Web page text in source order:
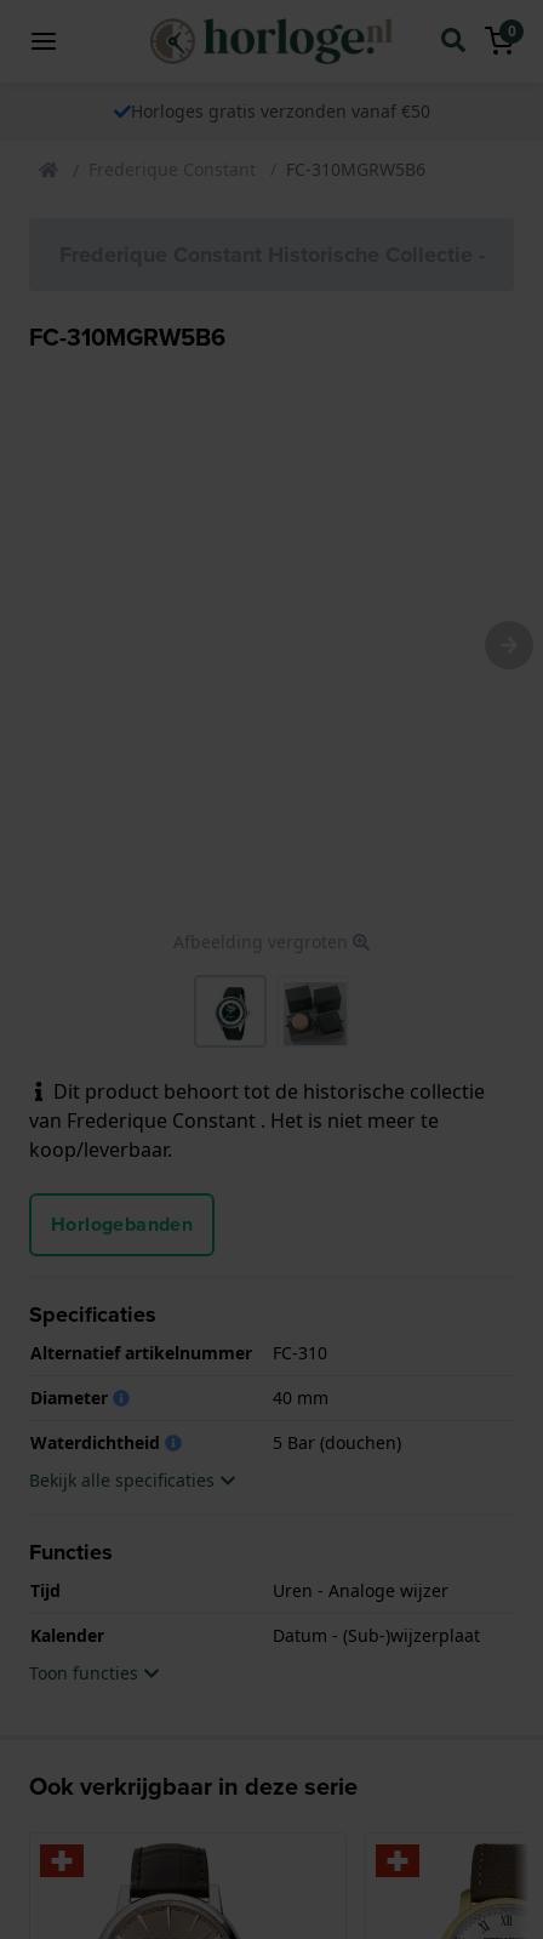
0
Horloges gratis verzonden vanaf €50
Frederique Constant FC-310MGRW5B6
FC-310MGRW5B6
Afbeelding vergroten
Dit product behoort tot de historische collectie
van Frederique Constant . Het is niet meer te
koop/leverbaar.
Horlogebanden
Specificaties
Alternatief artikelnummer
FC-310
Diameter
40 mm
Waterdichtheid
5 Bar (douchen)
Bekijk alle specificaties
Functies
Tijd
Uren - Analoge wijzer
Kalender
Datum - (Sub-)wijzerplaat
Toon functies
Ook verkrijgbaar in deze serie